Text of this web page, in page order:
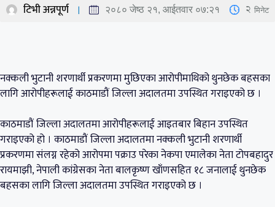
टिभी अन्नपूर्ण २०८० जेष्ठ २१, आईतवार ०७:२१ 2 मिनेट
नक्कली भुटानी शरणार्थी प्रकरणमा मुछिएका आरोपीमाथिको थुनछेक बहसका
लागि आरोपीहरूलाई काठमाडौं जिल्ला अदालतमा उपस्थित गराइएको छ ।
काठमाडौं जिल्ला अदालतमा आरोपीहरूलाई आइतबार बिहान उपस्थित
गराइएको हो । काठमाडौं जिल्ला अदालतमा नक्कली भुटानी शरणार्थी
प्रकरणमा संलग्न रहेको आरोपमा पक्राउ परेका नेकपा एमालेका नेता टोपबहादुर
रायमाझी, नेपाली कांग्रेसका नेता बालकृष्ण खाँणसहित १८ जनालाई थुनछेक
बहसका लागि जिल्ला अदालतमा उपस्थित गराइएको छ ।